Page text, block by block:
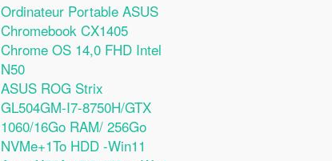
Ordinateur Portable ASUS
Chromebook CX1405
Chrome OS 14,0 FHD Intel
N50
ASUS ROG Strix
GL504GM-I7-8750H/GTX
1060/16Go RAM/ 256Go
NVMe+1To HDD -Win11